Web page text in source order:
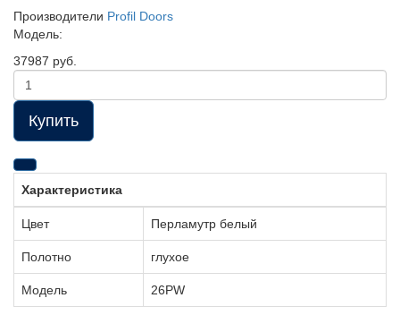
Производители Profil Doors
Модель:
37987 руб.
Купить
Характеристика
Цвет Перламутр белый
Полотно глухое
Модель 26PW